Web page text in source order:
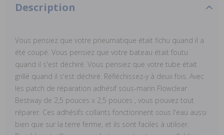
Description
Vous pensiez que votre pneumatique était fichu quand il a
été coupé. Vous pensiez que votre bateau était foutu
quand il s'est déchiré. Vous pensiez que votre tube était
grillé quand il s'est déchiré. Réfléchissez-y à deux fois. Avec
les patch de réparation adhésif sous-marin Flowclear
Bestway de 2,5 pouces x 2,5 pouces , vous pouvez tout
réparer. Ces adhésifs collants fonctionnent sous l'eau aussi
bien que sur la terre ferme, et ils sont faciles à utiliser.